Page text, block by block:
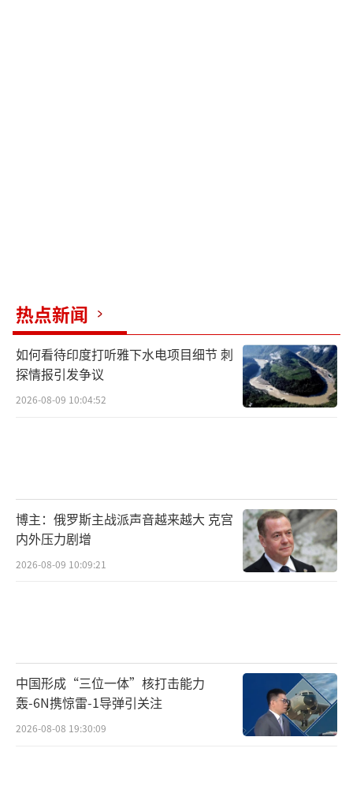
（责任编辑：卢其龙 CM0882）
热点新闻
如何看待印度打听雅下水电项目细节 刺
探情报引发争议
2026-08-09 10:04:52
博主：俄罗斯主战派声音越来越大 克宫
内外压力剧增
2026-08-09 10:09:21
中国形成“三位一体”核打击能力
轰-6N携惊雷-1导弹引关注
2026-08-08 19:30:09